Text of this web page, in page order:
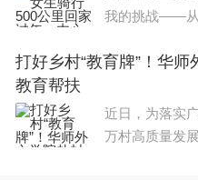
我的挑战——从
程503.4公里。
打好乡村“教育牌”！华
教育帮扶
近日，为落实
万村高质量发